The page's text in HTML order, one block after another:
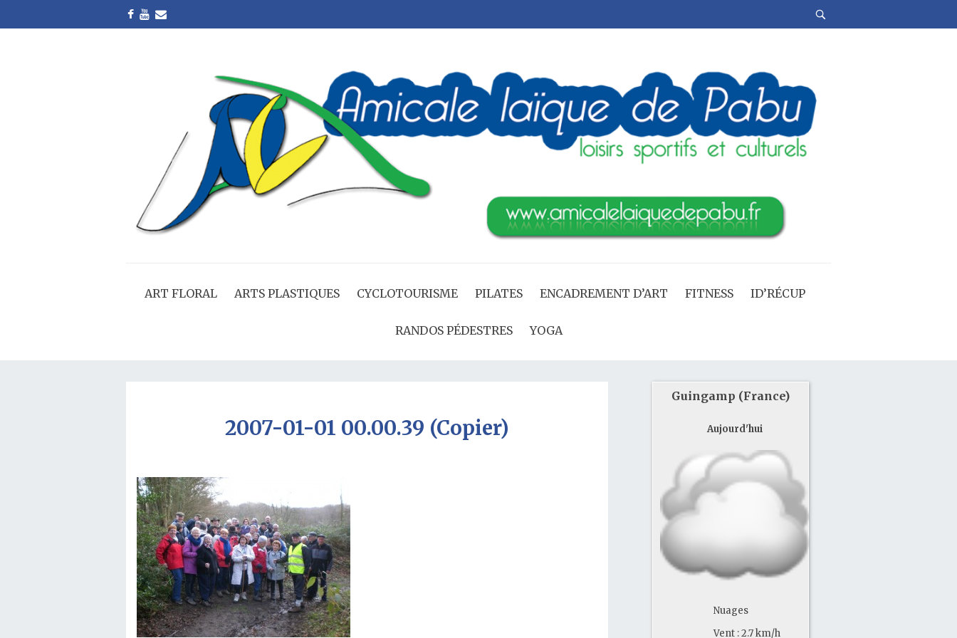
ART FLORAL ARTS PLASTIQUES CYCLOTOURISME PILATES ENCADREMENT D’ART FITNESS ID’RÉCUP
RANDOS PÉDESTRES YOGA
2007-01-01 00.00.39 (Copier)
Guingamp (France)
Aujourd'hui
Nuages
Vent : 2.7 km/h